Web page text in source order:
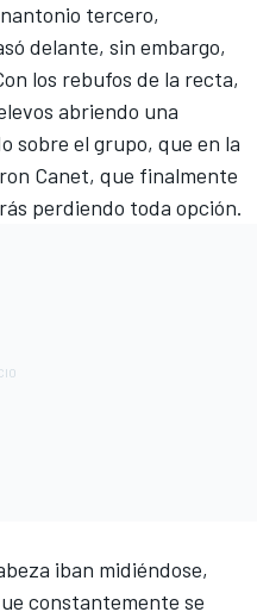
tercero,
delante, sin embargo,
los rebufos de la recta,
abriendo una
sobre el grupo, que en la
Canet, que finalmente
perdiendo toda opción.
iban midiéndose,
constantemente se